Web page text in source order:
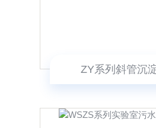
ZY系列斜管沉